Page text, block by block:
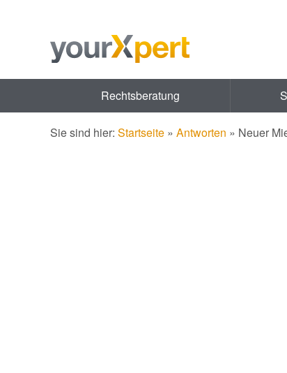
Rechtsberatung
Sie sind hier: Startseite » Antworten » Neuer